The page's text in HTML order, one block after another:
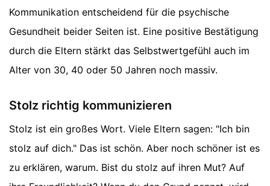
Kommunikation entscheidend für die psychische
Gesundheit beider Seiten ist. Eine positive Bestätigung
durch die Eltern stärkt das Selbstwertgefühl auch im
Alter von 30, 40 oder 50 Jahren noch massiv.
Stolz richtig kommunizieren
Stolz ist ein großes Wort. Viele Eltern sagen: "Ich bin
stolz auf dich." Das ist schön. Aber noch schöner ist es
zu erklären, warum. Bist du stolz auf ihren Mut? Auf